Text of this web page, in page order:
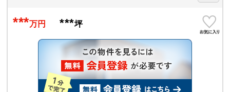
***万円 ***坪